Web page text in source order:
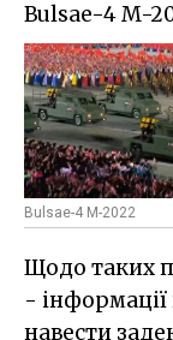
Bulsae-4 M-
Bulsae-4 M-2022
Щодо таких
-
навести